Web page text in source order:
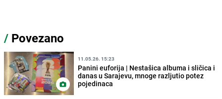
/ Povezano
11.05.26. 15:23
Panini euforija | Nestašica albuma i sličica i
danas u Sarajevu, mnoge razljutio potez
pojedinaca